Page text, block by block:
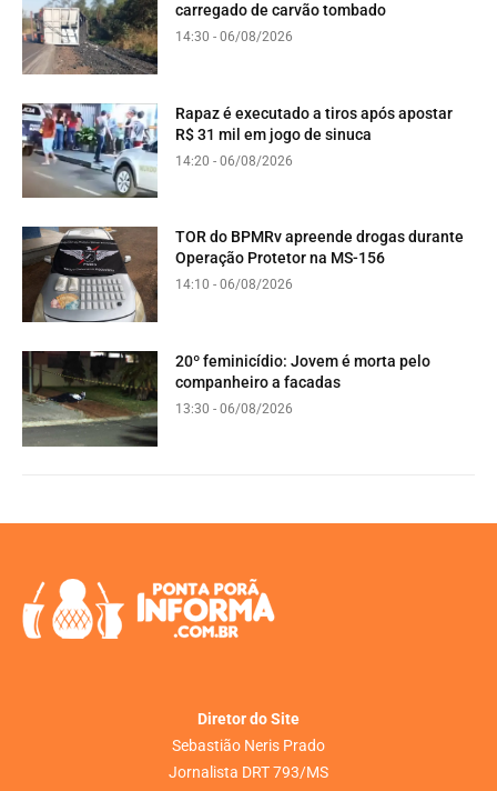
carregado de carvão tombado
14:30 - 06/08/2026
Rapaz é executado a tiros após apostar
R$ 31 mil em jogo de sinuca
14:20 - 06/08/2026
TOR do BPMRv apreende drogas durante
Operação Protetor na MS-156
14:10 - 06/08/2026
20º feminicídio: Jovem é morta pelo
companheiro a facadas
13:30 - 06/08/2026
Diretor do Site
Sebastião Neris Prado
Jornalista DRT 793/MS